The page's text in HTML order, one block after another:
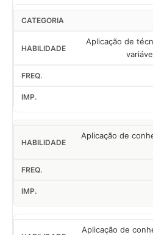
Aplicação de
Aplicação de
Aplicação de